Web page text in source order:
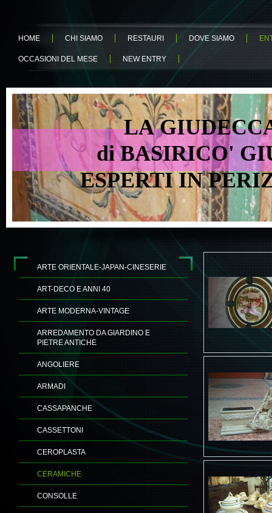
HOME CHI SIAMO RESTAURI DOVE SIAMO
OCCASIONI DEL MESE NEW ENTRY
LA GIUDECCA
di BASIRICO'
ESPERTI IN
ARTE ORIENTALE-JAPAN-CINESERIE
ART-DECO E ANNI 40
ARTE MODERNA-VINTAGE
ARREDAMENTO DA GIARDINO E
PIETRE ANTICHE
ANGOLIERE
ARMADI
CASSAPANCHE
CASSETTONI
CEROPLASTA
CERAMICHE
CONSOLLE